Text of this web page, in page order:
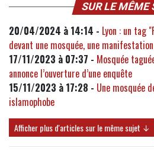
SUR LE MÊME
20/04/2024 à 14:14 - Lyon : un tag
devant une mosquée, une
17/11/2023 à 07:37 - Mosquée
annonce l’ouverture d’une enquête
15/11/2023 à 17:28 - Une mosquée
islamophobe
Afficher plus d'articles sur le même sujet ↓